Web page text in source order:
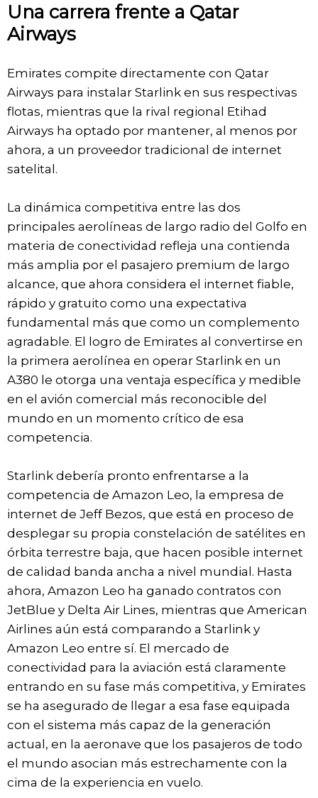
Una carrera frente a Qatar
Airways
Emirates compite directamente con Qatar
Airways para instalar Starlink en sus respectivas
flotas, mientras que la rival regional Etihad
Airways ha optado por mantener, al menos por
ahora, a un proveedor tradicional de internet
satelital.
La dinámica competitiva entre las dos
principales aerolíneas de largo radio del Golfo en
materia de conectividad refleja una contienda
más amplia por el pasajero premium de largo
alcance, que ahora considera el internet fiable,
rápido y gratuito como una expectativa
fundamental más que como un complemento
agradable. El logro de Emirates al convertirse en
la primera aerolínea en operar Starlink en un
A380 le otorga una ventaja específica y medible
en el avión comercial más reconocible del
mundo en un momento crítico de esa
competencia.
Starlink debería pronto enfrentarse a la
competencia de Amazon Leo, la empresa de
internet de Jeff Bezos, que está en proceso de
desplegar su propia constelación de satélites en
órbita terrestre baja, que hacen posible internet
de calidad banda ancha a nivel mundial. Hasta
ahora, Amazon Leo ha ganado contratos con
JetBlue y Delta Air Lines, mientras que American
Airlines aún está comparando a Starlink y
Amazon Leo entre sí. El mercado de
conectividad para la aviación está claramente
entrando en su fase más competitiva, y Emirates
se ha asegurado de llegar a esa fase equipada
con el sistema más capaz de la generación
actual, en la aeronave que los pasajeros de todo
el mundo asocian más estrechamente con la
cima de la experiencia en vuelo.